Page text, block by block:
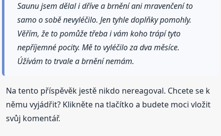
Saunu jsem dělal i dříve a brnění ani mravenčení to
samo o sobě nevyléčilo. Jen tyhle doplňky pomohly.
Věřím, že to pomůže třeba i vám koho trápí tyto
nepříjemné pocity. Mě to vyléčilo za dva měsíce.
Úžívám to trvale a brnění nemám.
Na tento příspěvěk jestě nikdo nereagoval. Chcete se k
němu vyjádřit? Klikněte na tlačítko a budete moci vložit
svůj komentář.